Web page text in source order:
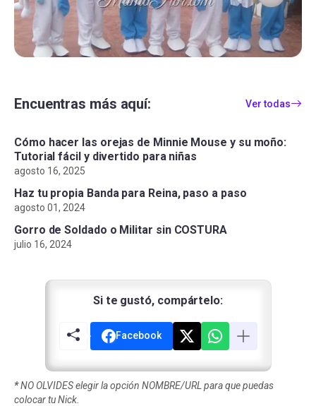
Encuentras más aquí: Ver todas
Cómo hacer las orejas de Minnie Mouse y su moño:
Tutorial fácil y divertido para niñas
agosto 16, 2025
Haz tu propia Banda para Reina, paso a paso
agosto 01, 2024
Gorro de Soldado o Militar sin COSTURA
julio 16, 2024
Si te gustó, compártelo:
Facebook
*NO OLVIDES elegir la opción NOMBRE/URL para que puedas
colocar tu Nick.